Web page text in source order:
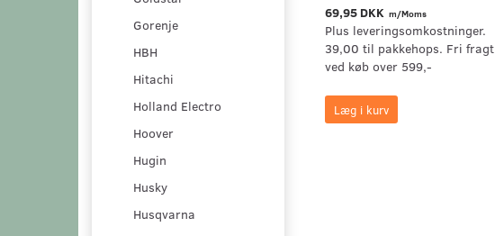
Gorenje
HBH
Hitachi
Holland Electro
Hoover
Hugin
Husky
Husqvarna
69,95 DKK m/Moms
Plus leveringsomkostninger.
39,00 til pakkehops. Fri fragt
ved køb over 599,-
Læg i kurv